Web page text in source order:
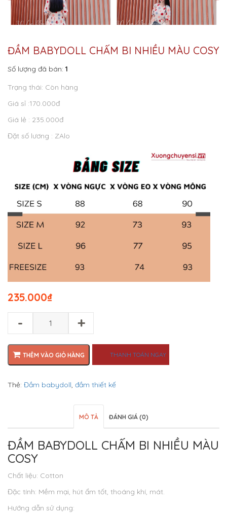
ĐẦM BABYDOLL CHẤM BI NHIỀU MÀU COSY
Số lượng đã bán: 1
Trạng thái: Còn hàng
Giá sỉ :170.000đ
Giá lẻ : 235.000đ
Đặt số lương : ZAlo
₫
235.000
- +
THÊM VÀO GIỎ HÀNG THANH TOÁN NGAY
Thẻ: Đầm babydoll, đầm thiết kế
MÔ TẢ ĐÁNH GIÁ (0)
ĐẦM BABYDOLL CHẤM BI NHIỀU MÀU
COSY
Chất liệu: Cotton
Đặc tính: Mềm mại, hút ẩm tốt, thoáng khí, mát.
Hướng dẫn sử dụng: